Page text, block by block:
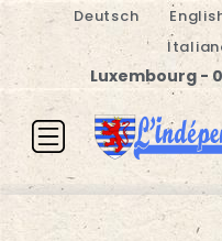
Deutsch
Luxembourg -